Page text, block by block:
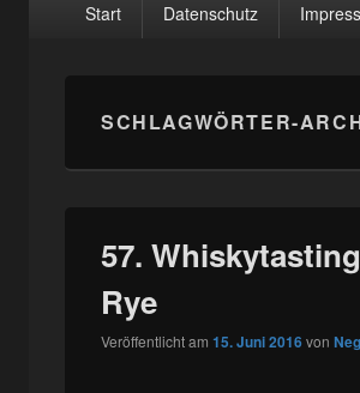
Start Datenschutz
SCHLAGWÖRTER-
57.
Rye
Veröffentlicht am 15. Juni 2016von